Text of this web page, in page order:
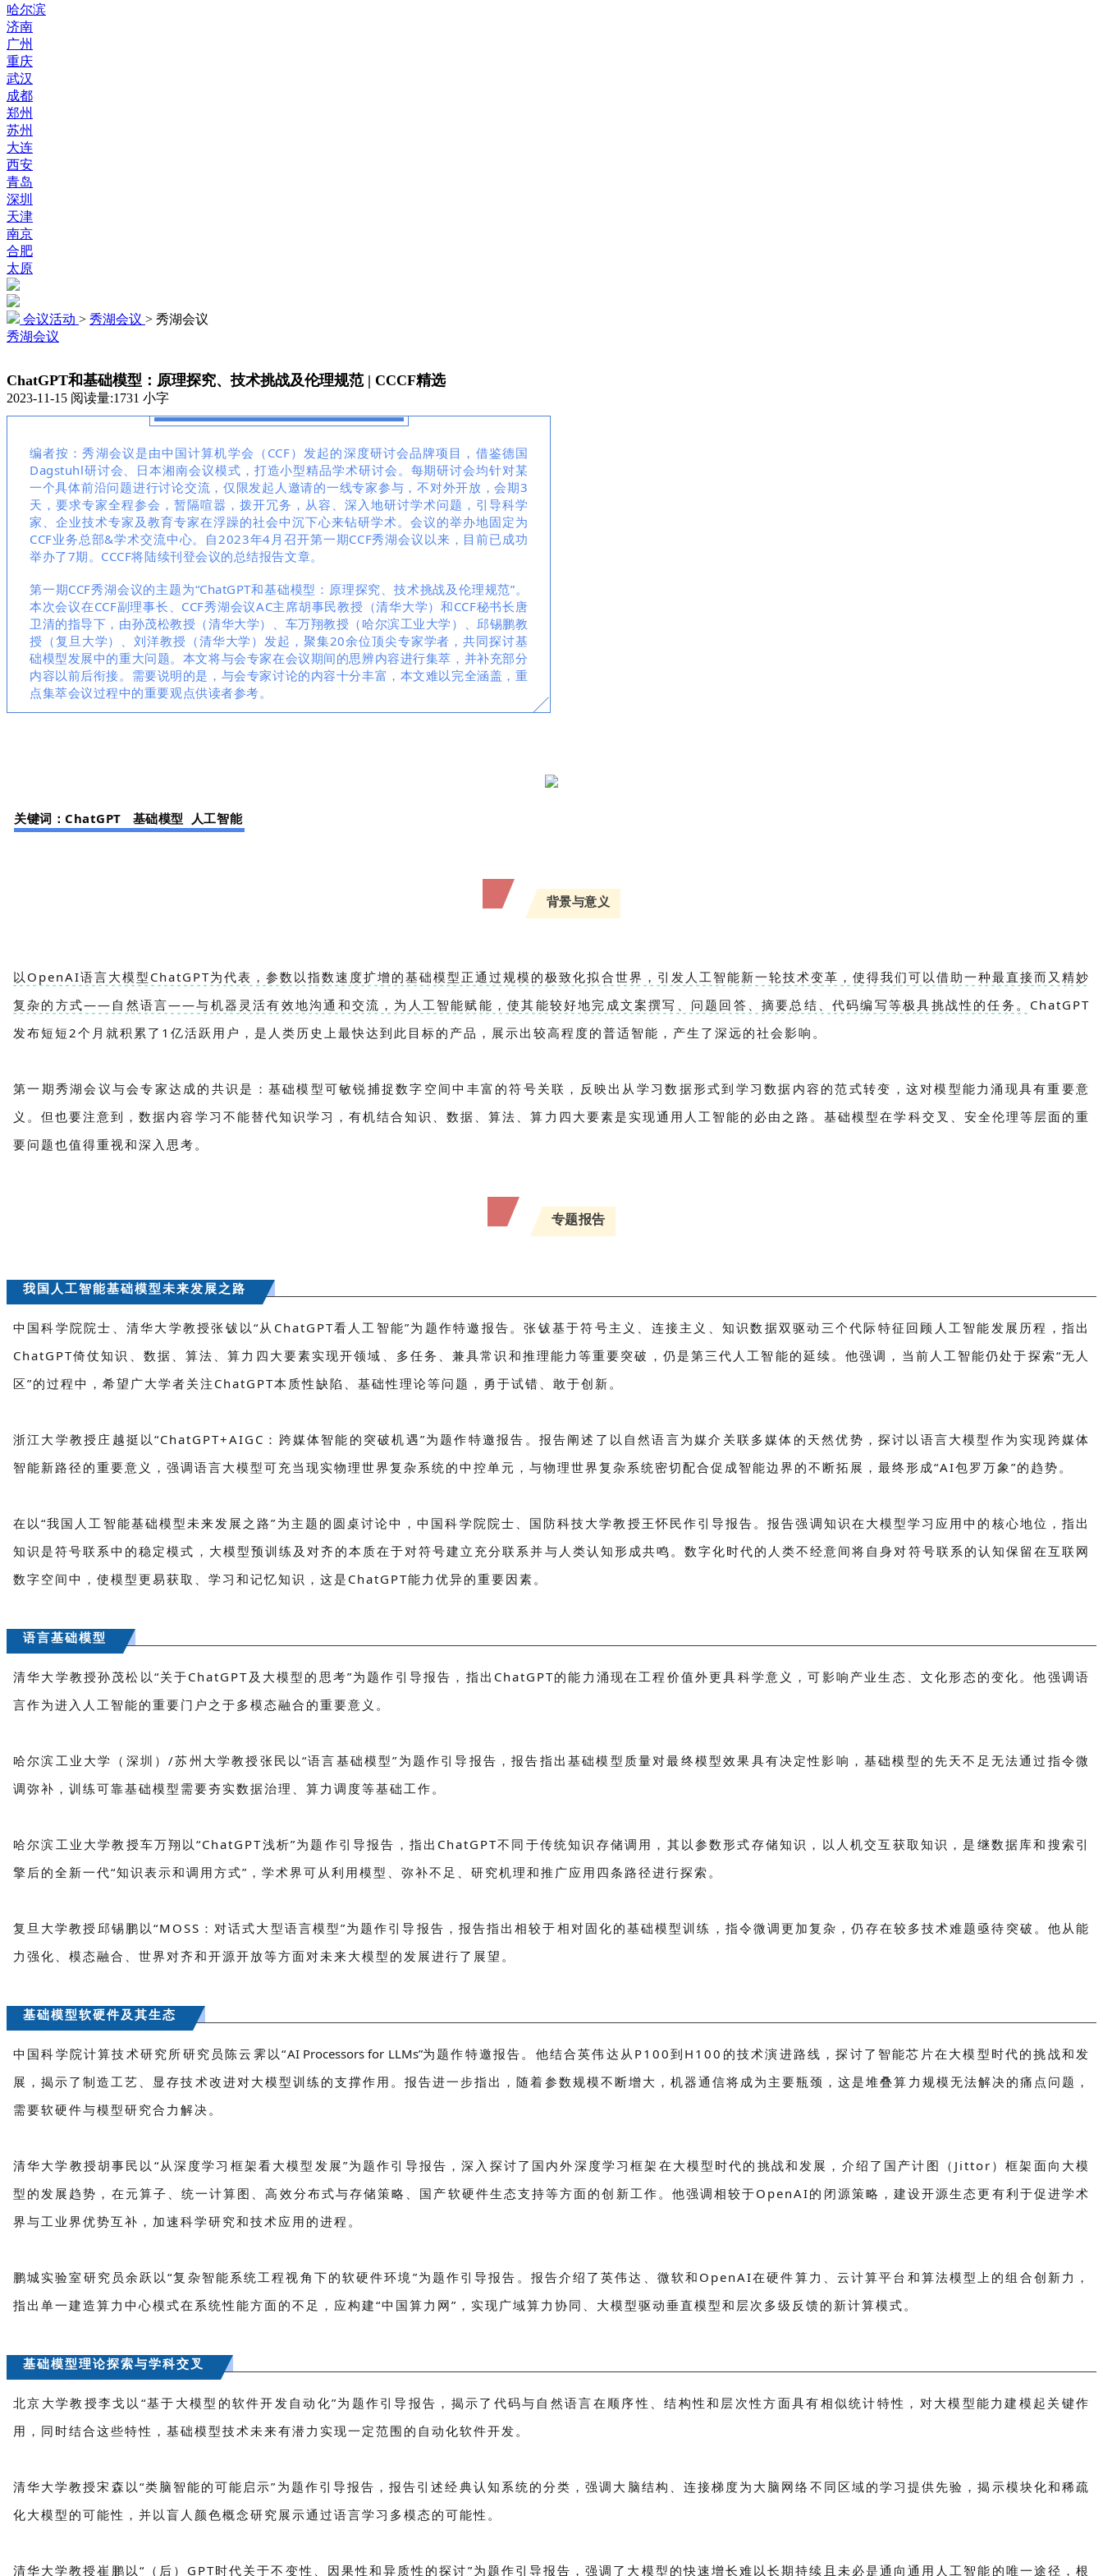
哈尔滨
济南
广州
重庆
武汉
成都
郑州
苏州
大连
西安
青岛
深圳
天津
南京
合肥
太原
会议活动 > 秀湖会议 > 秀湖会议
秀湖会议
ChatGPT和基础模型：原理探究、技术挑战及伦理规范 | CCCF精选
2023-11-15 阅读量:1731 小字
编者按：秀湖会议是由中国计算机学会（CCF）发起的深度研讨会品牌项目，借鉴德国
Dagstuhl研讨会、日本湘南会议模式，打造小型精品学术研讨会。每期研讨会均针对某
一个具体前沿问题进行讨论交流，仅限发起人邀请的一线专家参与，不对外开放，会期3
天，要求专家全程参会，暂隔喧嚣，拨开冗务，从容、深入地研讨学术问题，引导科学
家、企业技术专家及教育专家在浮躁的社会中沉下心来钻研学术。会议的举办地固定为
CCF业务总部&学术交流中心。自2023年4月召开第一期CCF秀湖会议以来，目前已成功
举办了7期。CCCF将陆续刊登会议的总结报告文章。
第一期CCF秀湖会议的主题为“ChatGPT和基础模型：原理探究、技术挑战及伦理规范”。
本次会议在CCF副理事长、CCF秀湖会议AC主席胡事民教授（清华大学）和CCF秘书长唐
卫清的指导下，由孙茂松教授（清华大学）、车万翔教授（哈尔滨工业大学）、邱锡鹏教
授（复旦大学）、刘洋教授（清华大学）发起，聚集20余位顶尖专家学者，共同探讨基
础模型发展中的重大问题。本文将与会专家在会议期间的思辨内容进行集萃，并补充部分
内容以前后衔接。需要说明的是，与会专家讨论的内容十分丰富，本文难以完全涵盖，重
点集萃会议过程中的重要观点供读者参考。
关键词：ChatGPT 基础模型 人工智能
背景与意义
以OpenAI语言大模型ChatGPT为代表，参数以指数速度扩增的基础模型正通过规模的极致化拟合世界，引发人工智能新一轮技术变革，使得我们可以借助一种最直接而又精妙
复杂的方式——自然语言——与机器灵活有效地沟通和交流，为人工智能赋能，使其能较好地完成文案撰写、问题回答、摘要总结、代码编写等极具挑战性的任务。 ChatGPT
发布短短2个月就积累了1亿活跃用户，是人类历史上最快达到此目标的产品，展示出较高程度的普适智能，产生了深远的社会影响。
第一期秀湖会议与会专家达成的共识是：基础模型可敏锐捕捉数字空间中丰富的符号关联，反映出从学习数据形式到学习数据内容的范式转变，这对模型能力涌现具有重要意
义。但也要注意到，数据内容学习不能替代知识学习，有机结合知识、数据、算法、算力四大要素是实现通用人工智能的必由之路。基础模型在学科交叉、安全伦理等层面的重
要问题也值得重视和深入思考。
专题报告
我国人工智能基础模型未来发展之路
中国科学院院士、清华大学教授张钹以“从ChatGPT看人工智能”为题作特邀报告。张钹基于符号主义、连接主义、知识数据双驱动三个代际特征回顾人工智能发展历程，指出
ChatGPT倚仗知识、数据、算法、算力四大要素实现开领域、多任务、兼具常识和推理能力等重要突破，仍是第三代人工智能的延续。他强调，当前人工智能仍处于探索“无人
区”的过程中，希望广大学者关注ChatGPT本质性缺陷、基础性理论等问题，勇于试错、敢于创新。
浙江大学教授庄越挺以“ChatGPT+AIGC：跨媒体智能的突破机遇”为题作特邀报告。报告阐述了以自然语言为媒介关联多媒体的天然优势，探讨以语言大模型作为实现跨媒体
智能新路径的重要意义，强调语言大模型可充当现实物理世界复杂系统的中控单元，与物理世界复杂系统密切配合促成智能边界的不断拓展，最终形成“AI包罗万象”的趋势。
在以“我国人工智能基础模型未来发展之路”为主题的圆桌讨论中，中国科学院院士、国防科技大学教授王怀民作引导报告。报告强调知识在大模型学习应用中的核心地位，指出
知识是符号联系中的稳定模式，大模型预训练及对齐的本质在于对符号建立充分联系并与人类认知形成共鸣。数字化时代的人类不经意间将自身对符号联系的认知保留在互联网
数字空间中，使模型更易获取、学习和记忆知识，这是ChatGPT能力优异的重要因素。
语言基础模型
清华大学教授孙茂松以“关于ChatGPT及大模型的思考”为题作引导报告，指出ChatGPT的能力涌现在工程价值外更具科学意义，可影响产业生态、文化形态的变化。他强调语
言作为进入人工智能的重要门户之于多模态融合的重要意义。
哈尔滨工业大学（深圳）/苏州大学教授张民以“语言基础模型”为题作引导报告，报告指出基础模型质量对最终模型效果具有决定性影响，基础模型的先天不足无法通过指令微
调弥补，训练可靠基础模型需要夯实数据治理、算力调度等基础工作。
哈尔滨工业大学教授车万翔以“ChatGPT浅析”为题作引导报告，指出ChatGPT不同于传统知识存储调用，其以参数形式存储知识，以人机交互获取知识，是继数据库和搜索引
擎后的全新一代“知识表示和调用方式”，学术界可从利用模型、弥补不足、研究机理和推广应用四条路径进行探索。
复旦大学教授邱锡鹏以“MOSS：对话式大型语言模型”为题作引导报告，报告指出相较于相对固化的基础模型训练，指令微调更加复杂，仍存在较多技术难题亟待突破。他从能
力强化、模态融合、世界对齐和开源开放等方面对未来大模型的发展进行了展望。
基础模型软硬件及其生态
中国科学院计算技术研究所研究员陈云霁以“AI Processors for LLMs”为题作特邀报告。他结合英伟达从P100到H100的技术演进路线，探讨了智能芯片在大模型时代的挑战和发
展，揭示了制造工艺、显存技术改进对大模型训练的支撑作用。报告进一步指出，随着参数规模不断增大，机器通信将成为主要瓶颈，这是堆叠算力规模无法解决的痛点问题，
需要软硬件与模型研究合力解决。
清华大学教授胡事民以“从深度学习框架看大模型发展”为题作引导报告，深入探讨了国内外深度学习框架在大模型时代的挑战和发展，介绍了国产计图（Jittor）框架面向大模
型的发展趋势，在元算子、统一计算图、高效分布式与存储策略、国产软硬件生态支持等方面的创新工作。他强调相较于OpenAI的闭源策略，建设开源生态更有利于促进学术
界与工业界优势互补，加速科学研究和技术应用的进程。
鹏城实验室研究员余跃以“复杂智能系统工程视角下的软硬件环境”为题作引导报告。报告介绍了英伟达、微软和OpenAI在硬件算力、云计算平台和算法模型上的组合创新力，
指出单一建造算力中心模式在系统性能方面的不足，应构建“中国算力网”，实现广域算力协同、大模型驱动垂直模型和层次多级反馈的新计算模式。
基础模型理论探索与学科交叉
北京大学教授李戈以“基于大模型的软件开发自动化”为题作引导报告，揭示了代码与自然语言在顺序性、结构性和层次性方面具有相似统计特性，对大模型能力建模起关键作
用，同时结合这些特性，基础模型技术未来有潜力实现一定范围的自动化软件开发。
清华大学教授宋森以“类脑智能的可能启示”为题作引导报告，报告引述经典认知系统的分类，强调大脑结构、连接梯度为大脑网络不同区域的学习提供先验，揭示模块化和稀疏
化大模型的可能性，并以盲人颜色概念研究展示通过语言学习多模态的可能性。
清华大学教授崔鹏以“（后）GPT时代关于不变性、因果性和异质性的探讨”为题作引导报告，强调了大模型的快速增长难以长期持续且未必是通向通用人工智能的唯一途径，根